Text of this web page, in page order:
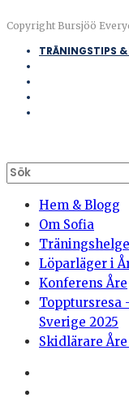
Copyright Bursjöö
TRÄNINGSTIPS
Hem & Blogg
Om Sofia
Löparläger i
Konferens Åre
Topptursresa
Sverige 2025
Skidlärare